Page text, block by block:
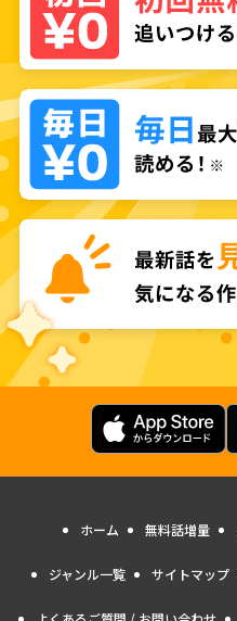
ホーム 無料話増量
ジャンル一覧 サイトマップ